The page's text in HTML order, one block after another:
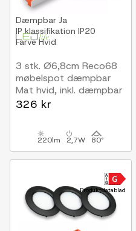
Dæmpbar Ja
IP klassifikation IP20
FarveHvid
3 stk. Ø6,8cm Reco68
møbelspot dæmpbar
Mat hvid, inkl. dæmpbar
strømforsyning
326 kr
220lm 2,7W 80°
Produktdatablad